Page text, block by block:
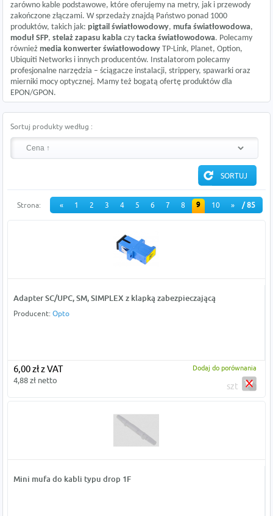
zarówno kable podstawowe, które oferujemy na metry, jak i przewody
zakończone złączami. W sprzedaży znajdą Państwo ponad 1000
produktów, takich jak:pigtail światłowodowy, mufa światłowodowa,
moduł SFP,stelaż zapasu kabla czytacka światłowodowa. Polecamy
również media konwerter światłowodowy TP-Link, Planet, Option,
Ubiquiti Networks i innych producentów. Instalatorom polecamy
profesjonalne narzędzia – ściągacze instalacji, strippery, spawarki oraz
mierniki mocy optycznej. Mamy też bogatą ofertę produktów dla
EPON/GPON.
Sortuj produkty według :
Strona: « 1 2 3 4 5 6 7 8 9 10 » / 85
Adapter SC/UPC, SM, SIMPLEX z klapką zabezpieczającą
Producent: Opto
6,00 zł z VAT
4,88 zł netto
Dodaj do porównania
szt
Mini mufa do kabli typu drop 1F